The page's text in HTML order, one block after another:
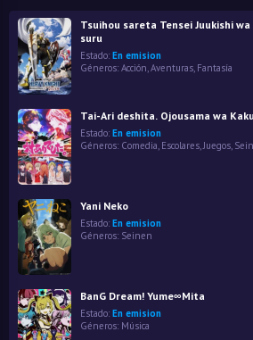
Tsuihou sareta Tensei Juukishi wa
suru
Estado: En emision
Géneros: Acción,Aventuras, Fantasía
Tai-Ari deshita. Ojousama wa
Estado: En emision
Géneros: Comedia Escolares Juegos
Yani Neko
Estado: En emision
Géneros: Seinen
BanG Dream! Yume∞Mita
Estado: En emision
Géneros: Música